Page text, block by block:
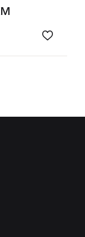
Add to